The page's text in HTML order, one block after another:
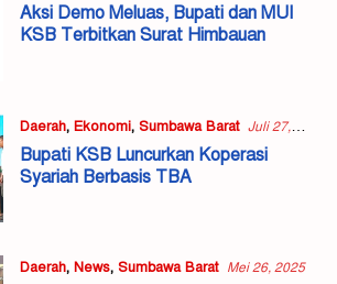
2025
Aksi Demo Meluas, Bupati dan MUI
KSB Terbitkan Surat Himbauan
Daerah, Ekonomi, Sumbawa Barat
Juli 27,
2025
Bupati KSB Luncurkan Koperasi
Syariah Berbasis TBA
Daerah, News, Sumbawa Barat Mei 26, 2025